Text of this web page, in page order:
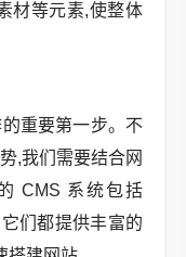
材等元素,使整体
重要第一步。不
,我们需要结合网
CMS 系统包括
们都提供丰富的